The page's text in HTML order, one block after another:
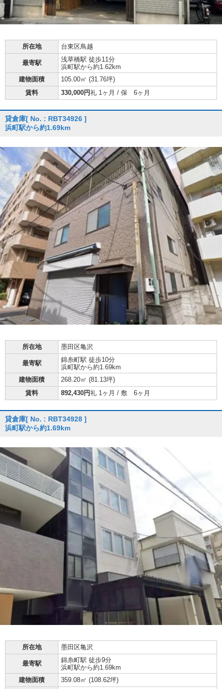
所在地 台東区鳥越
最寄駅
浅草橋駅 徒歩11分
浜町駅から約1.62km
建物面積
105.00㎡ (31.76坪)
賃料
330,000円礼 1ヶ月 / 保 6ヶ月
貸倉庫[ No. : RBT34926 ]
浜町駅から約1.69km
所在地 墨田区亀沢
最寄駅
錦糸町駅 徒歩10分
浜町駅から約1.69km
建物面積
268.20㎡ (81.13坪)
賃料
892,430円礼 1ヶ月 / 敷 6ヶ月
貸倉庫[ No. : RBT34928 ]
浜町駅から約1.69km
所在地 墨田区亀沢
最寄駅
錦糸町駅 徒歩9分
浜町駅から約1.69km
建物面積
359.08㎡ (108.62坪)